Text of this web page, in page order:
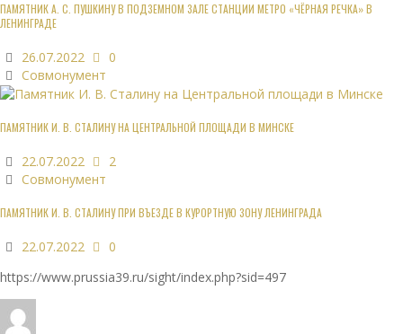
ПАМЯТНИК А. С. ПУШКИНУ В ПОДЗЕМНОМ ЗАЛЕ СТАНЦИИ МЕТРО «ЧЁРНАЯ РЕЧКА» В
ЛЕНИНГРАДЕ
26.07.2022
0
Совмонумент
ПАМЯТНИК И. В. СТАЛИНУ НА ЦЕНТРАЛЬНОЙ ПЛОЩАДИ В МИНСКЕ
22.07.2022
2
Совмонумент
ПАМЯТНИК И. В. СТАЛИНУ ПРИ ВЪЕЗДЕ В КУРОРТНУЮ ЗОНУ ЛЕНИНГРАДА
22.07.2022
0
https://www.prussia39.ru/sight/index.php?sid=497